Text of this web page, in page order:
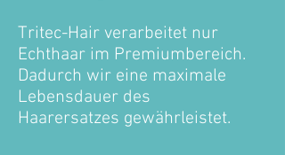
Tritec-Hair verarbeitet nur
Echthaar im Premiumbereich.
Dadurch wir eine maximale
Lebensdauer des
Haarersatzes gewährleistet.